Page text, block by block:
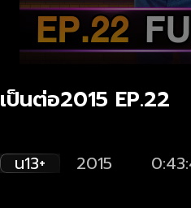
เป็นต่อ2015 EP.22
น13+ 2015